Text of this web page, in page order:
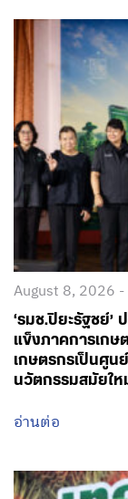
August 8, 2026
‘รมช.ปิยะรัฐชย์’
แข็งภาคการเกษ
เกษตรกรเป็นศู
นวัตกรรมสมัยให
อ่านต่อ